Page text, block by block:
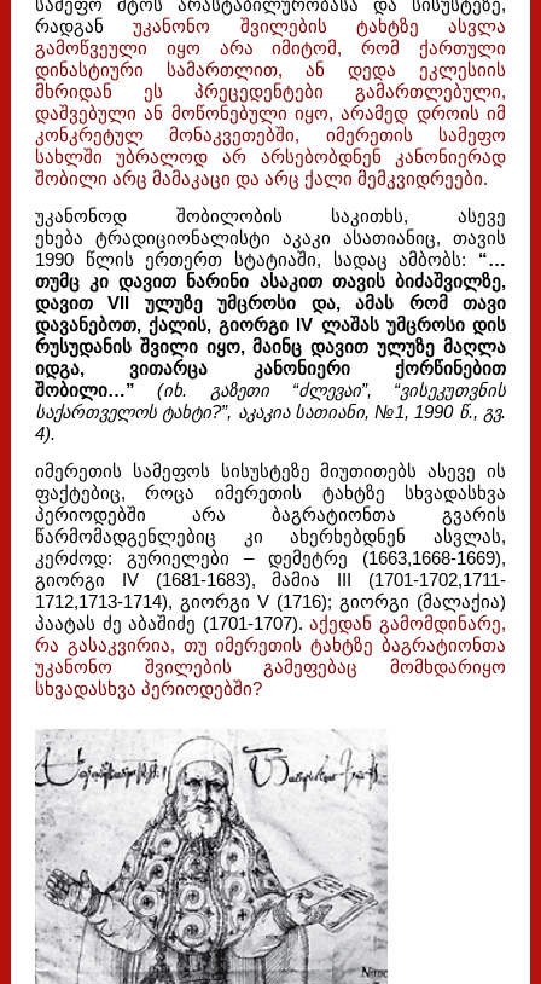
სამეფო შტოს არასტაბილურობასა და სისუსტეზე,
რადგანუკანონო შვილების ტახტზე ასვლა
გამოწვეული იყო არა იმიტომ, რომ ქართული
დინასტიური სამართლით, ან დედა ეკლესიის
მხრიდან ეს პრეცედენტები გამართლებული,
დაშვებული ან მოწონებული იყო, არამედ დროის იმ
კონკრეტულ მონაკვეთებში, იმერეთის სამეფო
სახლში უბრალოდ არ არსებობდნენ კანონიერად
შობილი არც მამაკაცი და არც ქალი მემკვიდრეები.
უკანონოდ შობილობის საკითხს, ასევე
ეხება ტრადიციონალისტი აკაკი ასათიანიც, თავის
1990 წლის ერთერთ სტატიაში, სადაც ამბობს: “…
თუმც კი დავით ნარინი ასაკით თავის ბიძაშვილზე,
დავით VII ულუზე უმცროსი და, ამას რომ თავი
დავანებოთ, ქალის, გიორგი IV ლაშას უმცროსი დის
რუსუდანის შვილი იყო, მაინც დავით ულუზე მაღლა
იდგა, ვითარცა კანონიერი ქორწინებით
შობილი…”
(იხ. გაზეთი “ძლევაი”, “ვისეკუთვნის
საქართველოს ტახტი?”, აკაკია სათიანი, №1, 1990 წ., გვ.
4).
იმერეთის სამეფოს სისუსტეზე მიუთითებს ასევე ის
ფაქტებიც, როცა იმერეთის ტახტზე სხვადასხვა
პერიოდებში არა ბაგრატიონთა გვარის
წარმომადგენლებიც კი ახერხებდნენ ასვლას,
კერძოდ: გურიელები – დემეტრე (1663,1668-1669),
გიორგი IV (1681-1683), მამია III (1701-1702,1711-
1712,1713-1714), გიორგი V (1716); გიორგი (მალაქია)
პაატას ძე აბაშიძე (1701-1707).აქედან გამომდინარე,
რა გასაკვირია, თუ იმერეთის ტახტზე ბაგრატიონთა
უკანონო შვილების გამეფებაც მომხდარიყო
სხვადასხვა პერიოდებში?